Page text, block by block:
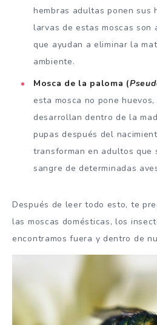
hembras adultas ponen sus
larvas de estas moscas son
que ayudan a eliminar la
ambiente.
Mosca de la paloma (
esta mosca no pone
desarrollan dentro de la
pupas después del
transforman en adultos que
sangre de determinadas
Después de leer todo esto, te
las moscas domésticas, los
encontramos fuera y dentro de